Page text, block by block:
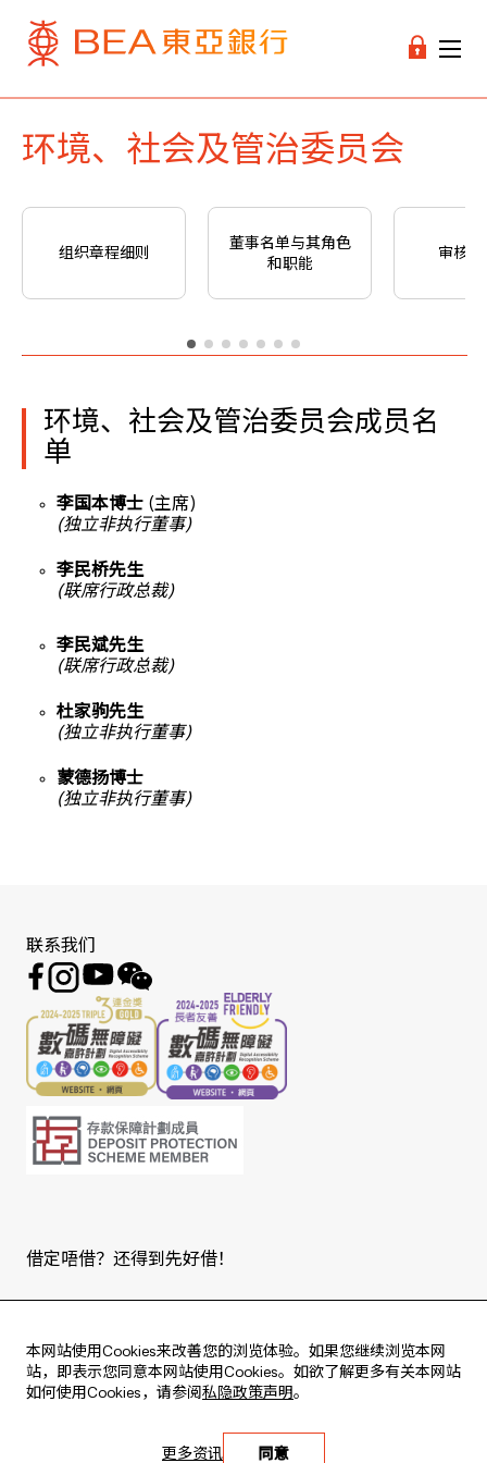
环境、社会及管治委员会
组织章程细则
董事名单与其角色
和职能
审核委
环境、社会及管治委员会成员名
单
李国本博士 (主席)
(独立非执行董事)
李民桥先生
(联席行政总裁)
李民斌先生
(联席行政总裁)
杜家驹先生
(独立非执行董事)
蒙德扬博士
(独立非执行董事)
本网站使用Cookies来改善您的浏览体验。如果您继续浏览本网
站，即表示您同意本网站使用Cookies。如欲了解更多有关本网站
如何使用Cookies，请参阅 私隐政策声明。
同意
更多资讯
联系我们
借定唔借？还得到先好借！
Live every moment